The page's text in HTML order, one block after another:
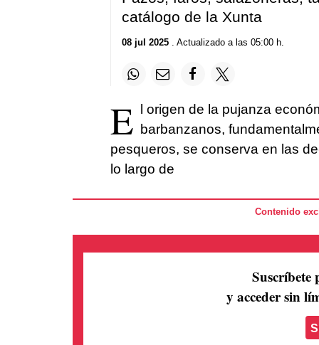
catálogo de la Xunta
08 jul 2025. Actualizado a las 05:00 h.
E
l origen de la pujanza
barbanzanos,
pesqueros, se conserva en las
lo largo de
Contenido
Suscríbete
y acceder sin